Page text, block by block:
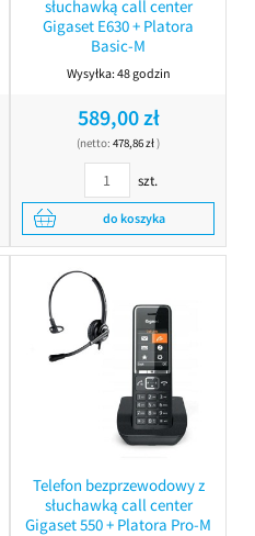
słuchawką call center
Gigaset E630 + Platora
Basic-M
Wysyłka:48 godzin
589,00 zł
(netto: 478,86 zł)
szt.
do koszyka
Telefon bezprzewodowy z
słuchawką call center
Gigaset 550 + Platora Pro-M